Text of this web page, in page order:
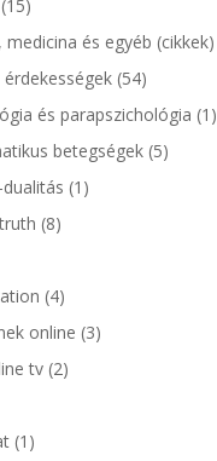
(15)
medicina és egyéb (cikkek)
(54)
és parapszichológia (1)
betegségek(5)
(1)
(8)
(4)
online (3)
tv(2)
(1)